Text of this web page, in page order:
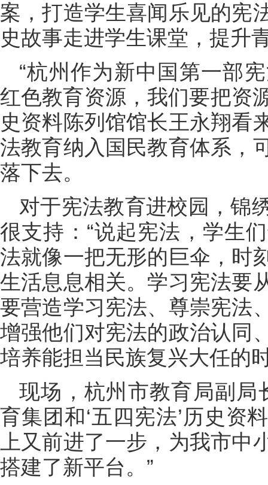
案，打造学生喜闻乐见的宪
史故事走进学生课堂，提升
“杭州作为新中国第一部
红色教育资源，我们要把资
史资料陈列馆馆长王永翔看
法教育纳入国民教育体系，
落下去。
对于宪法教育进校园，锦
很支持：“说起宪法，学生
法就像一把无形的巨伞，时
生活息息相关。学习宪法要
要营造学习宪法、尊崇宪法
增强他们对宪法的政治认同
培养能担当民族复兴大任的
现场，杭州市教育局副局
育集团和‘五四宪法’历史资
上又前进了一步，为我市
搭建了新平台。”